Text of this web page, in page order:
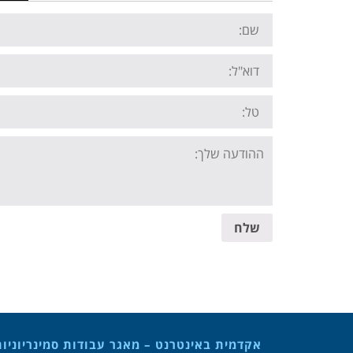
Name:
Email:
Tel:
Your
message:
שלח
אקדמית באינטרנט – מאגר עבודות